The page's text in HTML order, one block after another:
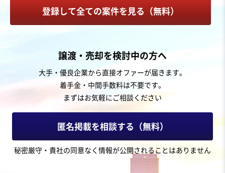
お気に入り
サービス業（個人向け）
8500万円)
純資産プラス +3
地域
東北地方
売上高
2億5,000万円～5億円
登録して全ての案件を見る（無料）
譲渡・売却を検討中の方へ
大手・優良企業から直接オファーが届きます。
着手金・中間手数料は不要です。
まずはお気軽にご相談ください
匿名掲載を相談する（無料）
秘密厳守・貴社の同意なく情報が公開されることはありません